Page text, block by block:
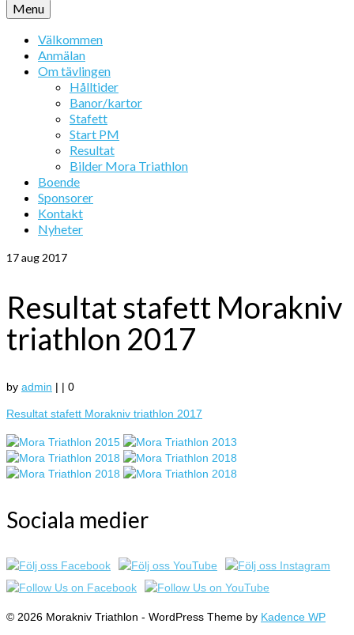
Menu
Välkommen
Anmälan
Om tävlingen
Hålltider
Banor/kartor
Stafett
Start PM
Resultat
Bilder Mora Triathlon
Boende
Sponsorer
Kontakt
Nyheter
17aug 2017
Resultat stafett Morakniv
triathlon 2017
by admin | | 0
Resultat stafett Morakniv triathlon 2017
Sociala medier
© 2026 Morakniv Triathlon - WordPress Theme by Kadence WP